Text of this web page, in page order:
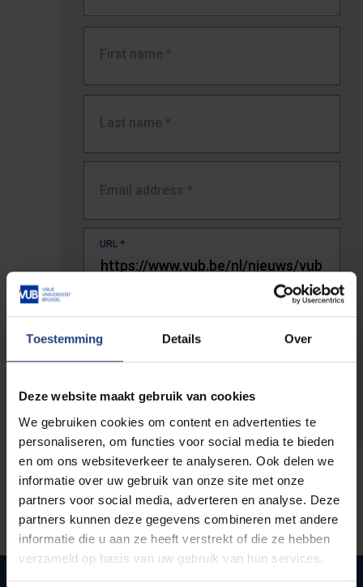
Toestemming Details Over
Deze website maakt gebruik van cookies
We gebruiken cookies om content en advertenties te
personaliseren, om functies voor social media te bieden
en om ons websiteverkeer te analyseren. Ook delen we
informatie over uw gebruik van onze site met onze
partners voor social media, adverteren en analyse. Deze
partners kunnen deze gegevens combineren met andere
informatie die u aan ze heeft verstrekt of die ze hebben
verzameld op basis van uw gebruik van hun services.
First name *
Last name *
Email address *
URL *
The full URL of the page where you encountered the error.